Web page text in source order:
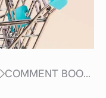
COMMENT BOOSTER SES VENTES ?